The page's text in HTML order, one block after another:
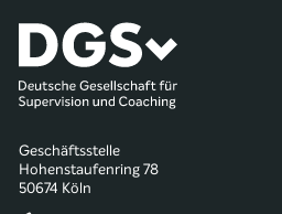
Geschäftsstelle
Hohenstaufenring 78
50674 Köln